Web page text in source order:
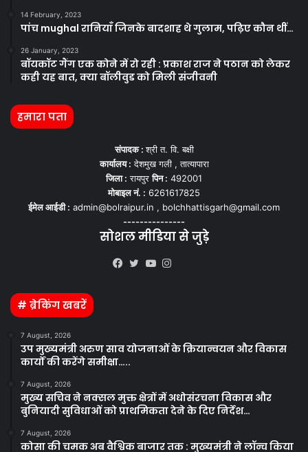
14 February, 2023
पांच mughal रानियाँ जिनके बादशाह थे गुलाम, पढ़िए कौन थीं…
26 January, 2023
बॉयकॉट गैंग एक कोने में रो रही : प्रकाश राज ने पठान को लेकर
कही यह बात, क्या बॉलीवुड को मिली संजीवनी
हमारा पता
संपादक :श्री त. वि. बक्षी
कार्यालय : देशमुख गली , तात्यापारा
जिला : रायपुरपिन : 492001
मोबाइल नं. : 6261617825
ईमेल आईडी : admin@bolraipur.in , bolchhattisgarh@gmail.com
---------------
सोशल मीडिया से जुड़े
# ब्रेकिंग खबरें
7 August, 2026
उप मुख्यमंत्री अरुण साव योजनाओं के क्रियान्वयन और विकास
कार्यों की करेंगे समीक्षा…..
7 August, 2026
मुख्य सचिव ने नक्सल मुक्त क्षेत्रों में अधोसंरचना विकास और
बुनियादी सुविधाओं को प्राथमिकता देने के दिए निर्देश…
7 August, 2026
कोसा की चमक अब वैश्विक बाजार तक : मुख्यमंत्री ने लॉन्च किया